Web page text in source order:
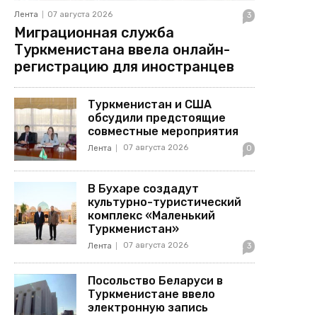
Лента 07 августа 2026 3
Миграционная служба
Туркменистана ввела онлайн-
регистрацию для иностранцев
Туркменистан и США
обсудили предстоящие
совместные мероприятия
Лента 07 августа 2026 0
В Бухаре создадут
культурно-туристический
комплекс «Маленький
Туркменистан»
Лента 07 августа 2026 3
Посольство Беларуси в
Туркменистане ввело
электронную запись